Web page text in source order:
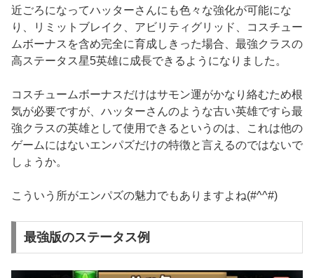
近ごろになってハッターさんにも色々な強化が可能にな
り、リミットブレイク、アビリティグリッド、コスチュー
ムボーナスを含め完全に育成しきった場合、最強クラスの
高ステータス星5英雄に成長できるようになりました。
コスチュームボーナスだけはサモン運がかなり絡むため根
気が必要ですが、ハッターさんのような古い英雄ですら最
強クラスの英雄として使用できるというのは、これは他の
ゲームにはないエンパズだけの特徴と言えるのではないで
しょうか。
こういう所がエンパズの魅力でもありますよね(#^^#)
最強版のステータス例